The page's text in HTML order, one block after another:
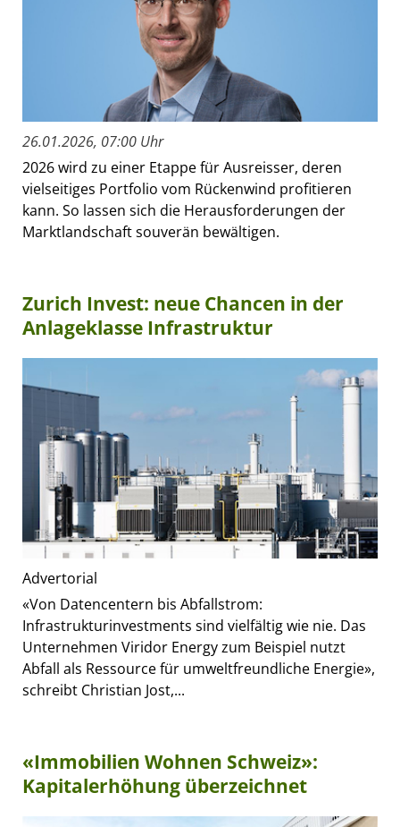
26.01.2026, 07:00 Uhr
2026 wird zu einer Etappe für Ausreisser, deren
vielseitiges Portfolio vom Rückenwind profitieren
kann. So lassen sich die Herausforderungen der
Marktlandschaft souverän bewältigen.
Zurich Invest: neue Chancen in der
Anlageklasse Infrastruktur
Advertorial
«Von Datencentern bis Abfallstrom:
Infrastrukturinvestments sind vielfältig wie nie. Das
Unternehmen Viridor Energy zum Beispiel nutzt
Abfall als Ressource für umweltfreundliche Energie»,
schreibt Christian Jost,...
«Immobilien Wohnen Schweiz»:
Kapitalerhöhung überzeichnet